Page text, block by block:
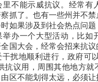
里不能示威抗议。经常有
抓了。也有一些州并不
如果涉及到社会热点问
举办一个大型活动，比如
国大会，经常会招来抗
扰地顺利进行，政府可
抗议用，周围其他地方
区不能划得太远，必须